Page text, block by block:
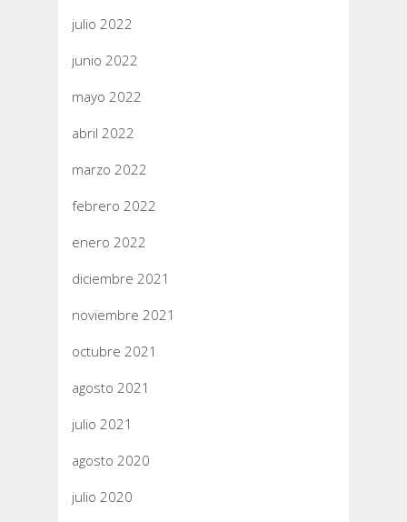
julio 2022
junio 2022
mayo 2022
abril 2022
marzo 2022
febrero 2022
enero 2022
diciembre 2021
noviembre 2021
octubre 2021
agosto 2021
julio 2021
agosto 2020
julio 2020